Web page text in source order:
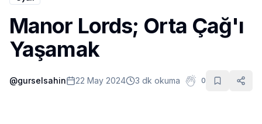
Dünya
Film ve Dizi
Kültür ve Sanat
Manor Lords; Orta Çağ'ı
Yaşamak
@gurselsahin 22 May 2024 3 dk okuma 0